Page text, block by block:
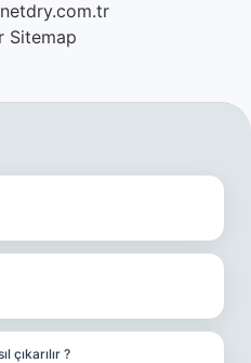
Sitemap
çıkarılır ?